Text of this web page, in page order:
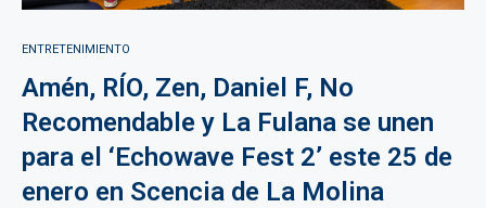
ENTRETENIMIENTO
Amén, RÍO, Zen, Daniel F, No
Recomendable y La Fulana se unen
para el ‘Echowave Fest 2’ este 25 de
enero en Scencia de La Molina